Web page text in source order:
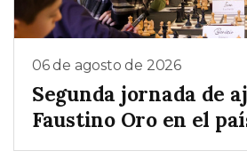
06 de agosto de 2026
Segunda jornada de
Faustino Oro en el